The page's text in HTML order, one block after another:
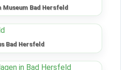
Museum Bad Hersfeld
Bad Hersfeld